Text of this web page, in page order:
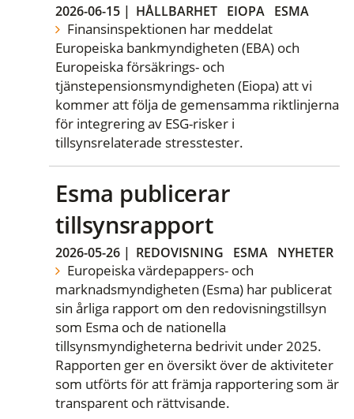
2026-06-15 | HÅLLBARHET EIOPA ESMA
Finansinspektionen har meddelat
Europeiska bankmyndigheten (EBA) och
Europeiska försäkrings- och
tjänstepensionsmyndigheten (Eiopa) att vi
kommer att följa de gemensamma riktlinjerna
för integrering av ESG-risker i
tillsynsrelaterade stresstester.
Esma publicerar
tillsynsrapport
2026-05-26 | REDOVISNING ESMA NYHETER
Europeiska värdepappers- och
marknadsmyndigheten (Esma) har publicerat
sin årliga rapport om den redovisningstillsyn
som Esma och de nationella
tillsynsmyndigheterna bedrivit under 2025.
Rapporten ger en översikt över de aktiviteter
som utförts för att främja rapportering som är
transparent och rättvisande.